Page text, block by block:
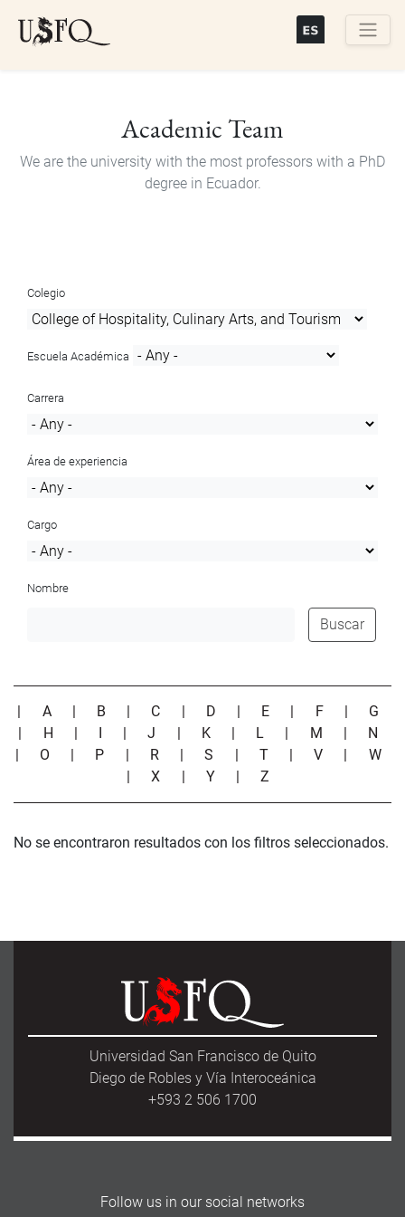
Academic Team
We are the university with the most professors with a PhD
degree in Ecuador.
Colegio
Escuela Académica
Carrera
Área de experiencia
Cargo
Nombre
Buscar
| A | B | C | D | E | F | G
| H | I |J | K | L | M | N
| O | P | R |S | T |V | W
|X | Y |Z
No se encontraron resultados con los filtros seleccionados.
Universidad San Francisco de Quito
Diego de Robles y Vía Interoceánica
+593 2 506 1700
Follow us in our social networks